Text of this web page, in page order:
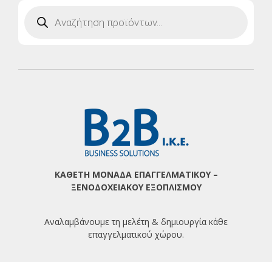
search
ΚΑΘΕΤΗ ΜΟΝΑΔΑ ΕΠΑΓΓΕΛΜΑΤΙΚΟΥ –
ΞΕΝΟΔΟΧΕΙΑΚΟΥ ΕΞΟΠΛΙΣΜΟΥ
Αναλαμβάνουμε τη μελέτη & δημιουργία κάθε
επαγγελματικού χώρου.